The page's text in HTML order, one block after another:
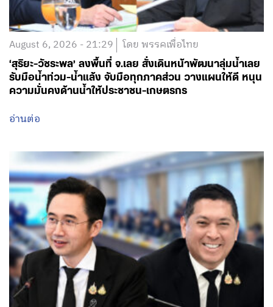
August 6, 2026 - 21:29 โดย พรรคเพื่อไทย
‘สุริยะ-วัชระพล’ ลงพื้นที่ จ.เลย สั่งเดินหน้าพัฒนาลุ่มน้ำเลย
รับมือน้ำท่วม-น้ำแล้ง จับมือทุกภาคส่วน วางแผนให้ดี หนุน
ความมั่นคงด้านน้ำให้ประชาชน-เกษตรกร
อ่านต่อ